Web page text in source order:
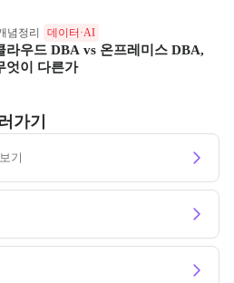
념정리 데이터·AI
라우드 DBA vs 온프레미스 DBA,
엇이 다른가
가기
기